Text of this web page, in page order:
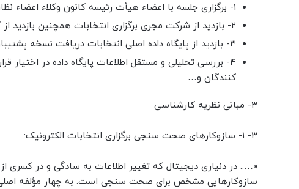
۱- برگزاری جلسه با اعضاء هیأت رئیسه کانون وکلاء اعضاء نظارت بر انتخابات اعضاء و مشاوران فنی نمایندگان حاضر از معترضین
۲- بازدید از شرکت مجری برگزاری انتخابات همچنین بازدید از کدها و نرم افزارهای مرتبط
۳- بازدید از پایگاه داده اصلی انتخابات دریافت نسخه پشتیبان از این پایگاه داده برای انجام بررسیهای بیشتر و مستقل
۴- بررسی تحلیلی و مستقل اطلاعات پایگاه داده در اختیار
کنندگان و…
۳- مبانی نظریه کارشناسی
۳- ۱- سازوکارهای صحت سنجی برگزاری انتخابات الکترونیک:
«….. در دنیاری دیجیتال که تغییر اطلاعات به سادگی و در کسری
سازوکارهایی مشخص برای صحت سنجی است. به چهار مؤلفه